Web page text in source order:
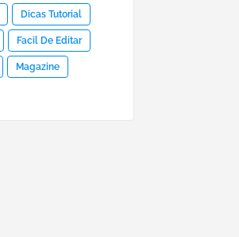
Dicas Tutorial
Facil De Editar
Magazine